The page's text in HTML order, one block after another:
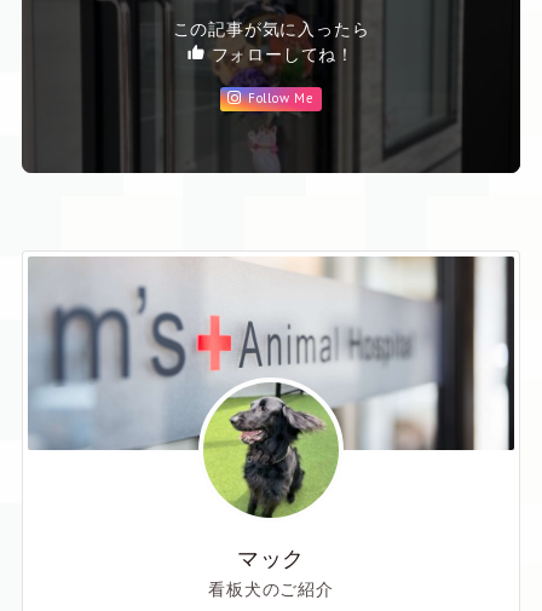
この記事が気に入ったら
フォローしてね！
Follow Me
マック
看板犬のご紹介